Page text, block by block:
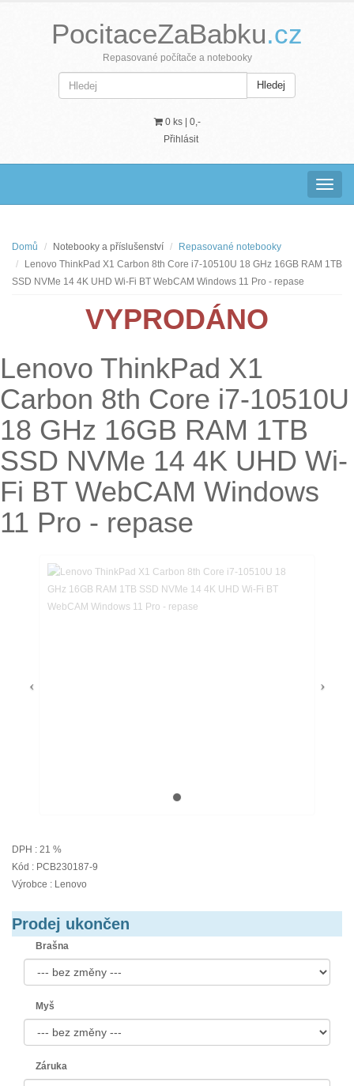
PocitaceZaBabku.cz
Repasované počítače a notebooky
Hledej
0 ks | 0,-
Přihlásit
Domů Notebooky a příslušenství
Repasované notebooky
Lenovo ThinkPad X1 Carbon 8th Core i7-10510U 18 GHz 16GB RAM 1TB
SSD NVMe 14 4K UHD Wi-Fi BT WebCAM Windows 11 Pro - repase
VYPRODÁNO
Lenovo ThinkPad X1
Carbon 8th Core i7-10510U
18 GHz 16GB RAM 1TB
SSD NVMe 14 4K UHD Wi-
Fi BT WebCAM Windows
11 Pro - repase
DPH : 21 %
Kód : PCB230187-9
Výrobce : Lenovo
Prodej ukončen
Brašna
Myš
Záruka